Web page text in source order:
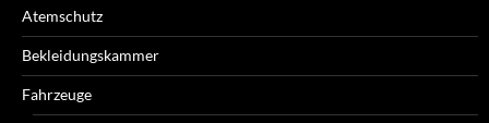
Atemschutz
Bekleidungskammer
Fahrzeuge